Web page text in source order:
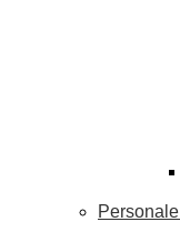
Personale